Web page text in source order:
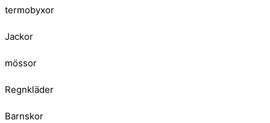
termobyxor
Jackor
mössor
Regnkläder
Barnskor